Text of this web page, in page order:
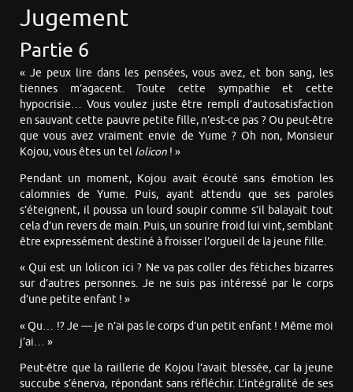
Jugement
Partie 6
« Je peux lire dans les pensées, vous avez, et bon sang, les
tiennes m’agacent. Toute cette sympathie et cette
hypocrisie… Vous voulez juste être rempli d’autosatisfaction
en sauvant cette pauvre petite fille, n’est-ce pas ? Ou peut-être
que vous avez vraiment envie de Yume ? Oh non, Monsieur
Kojou, vous êtes un tel lolicon ! »
Pendant un moment, Kojou avait écouté sans émotion les
calomnies de Yume. Puis, ayant attendu que ses paroles
s’éteignent, il poussa un lourd soupir comme s’il balayait tout
cela d’un revers de main. Puis, un sourire froid lui vint, semblant
être expressément destiné à froisser l’orgueil de la jeune fille.
« Qui est un lolicon ici ? Ne va pas coller des fétiches bizarres
sur d’autres personnes. Je ne suis pas intéressé par le corps
d’une petite enfant ! »
« Qu… !? Je — je n’ai pas le corps d’un petit enfant ! Même moi
j’ai… »
Peut-être que la raillerie de Kojou l’avait blessée, car la jeune
succube s’énerva, répondant sans réfléchir. L’intégralité de ses